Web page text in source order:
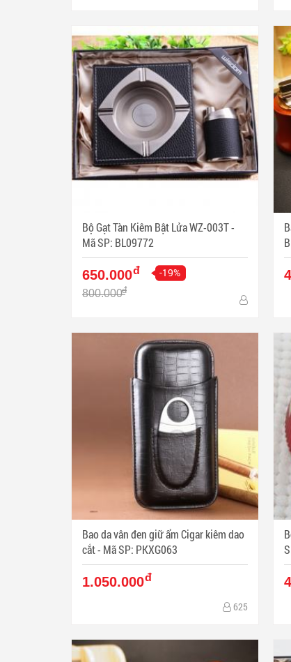
Bộ Gạt Tàn Kiêm Bật Lửa WZ-003T -
Mã SP: BL09772
650.000đ -19%
800.000đ
Bao da vân đen giữ ẩm Cigar kiêm dao
cắt - Mã SP: PKXG063
1.050.000đ
625